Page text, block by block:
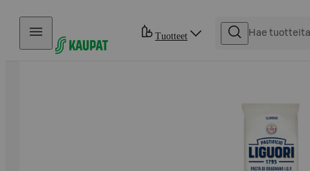
Hyppää sisältöön
Tuotteet